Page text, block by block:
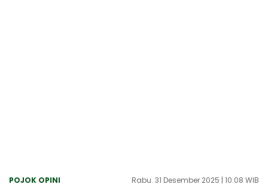
POJOK OPINI Rabu. 31 Desember 2025 | 10:08 WIB